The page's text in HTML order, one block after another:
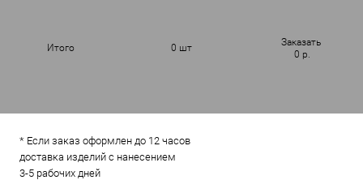
Итого 0 шт
Заказать
0 р.
* Если заказ оформлен до 12 часов
доставка изделий с нанесением
3-5 рабочих дней